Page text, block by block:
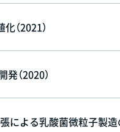
（2021）
（2020）
よる乳酸菌微粒子製造